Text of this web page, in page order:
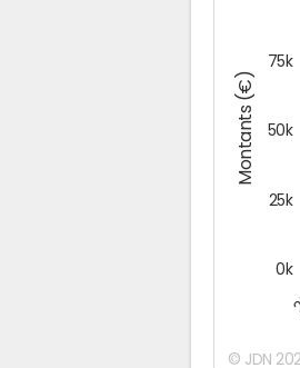
Montants (€)
0k
25k
50k
75k
© JDN